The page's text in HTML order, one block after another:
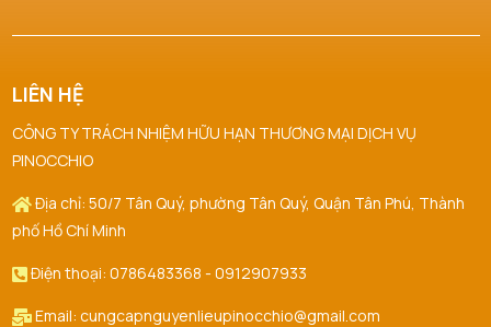
LIÊN HỆ
CÔNG TY TRÁCH NHIỆM HỮU HẠN THƯƠNG MẠI DỊCH VỤ
PINOCCHIO
Địa chỉ: 50/7 Tân Quý, phường Tân Quý, Quận Tân Phú, Thành
phố Hồ Chí Minh
Điện thoại: 0786483368 - 0912907933
Email: cungcapnguyenlieupinocchio@gmail.com